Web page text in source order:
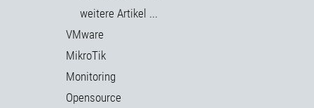
weitere Artikel ...
VMware
MikroTik
Monitoring
Opensource